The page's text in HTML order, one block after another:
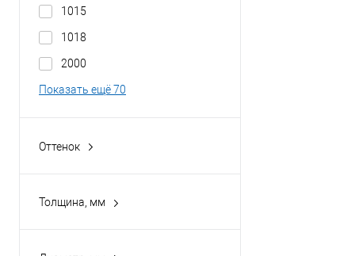
1015
1018
2000
Показать ещё 70
Оттенок
Толщина, мм